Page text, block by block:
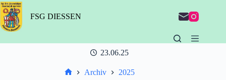
Zum
Inhalt
springen
FSG DIESSEN
23.06.25
Archiv 2025